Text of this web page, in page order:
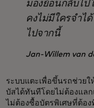
มองย้อนกลับไป
คงไม่มีใครจำไ
ไปจากนี้
Jan-Willem van
ระบบแตะเพื่อขึ้นรถช่วย
บัสได้ทันทีโดยไม่ต้องแลก
ไม่ต้องซื้อบัตรพิเศษที่ต้อง